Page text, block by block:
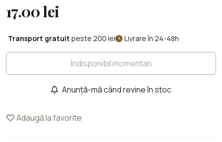
17.00 lei
Transport gratuit peste 200 lei Livrare în 24-48h
Indisponibil momentan
Anunță-mă când revine în stoc
Adaugă la favorite